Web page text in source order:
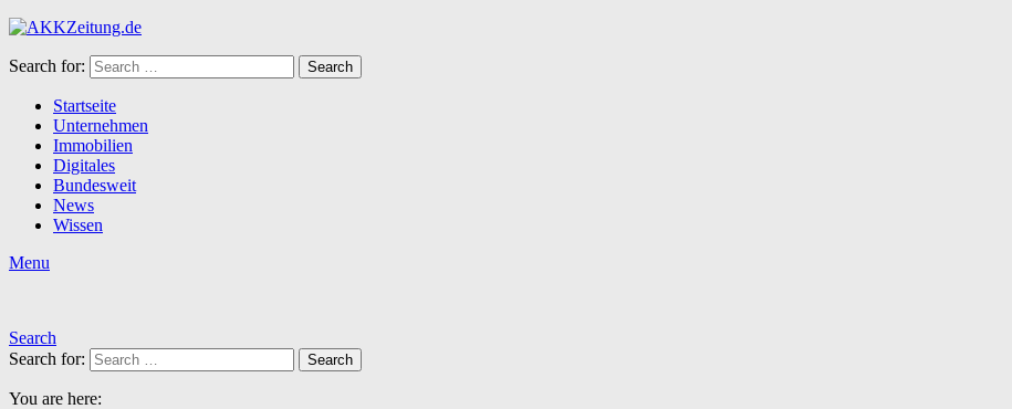
Search for: Search
Startseite
Unternehmen
Immobilien
Digitales
Bundesweit
News
Wissen
Menu
Search
Search for:
Search
You are here: